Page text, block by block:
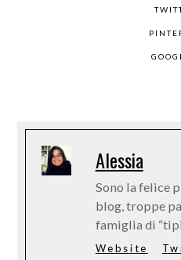
Alessia
Sono la felice
blog, troppe
famiglia di
Website